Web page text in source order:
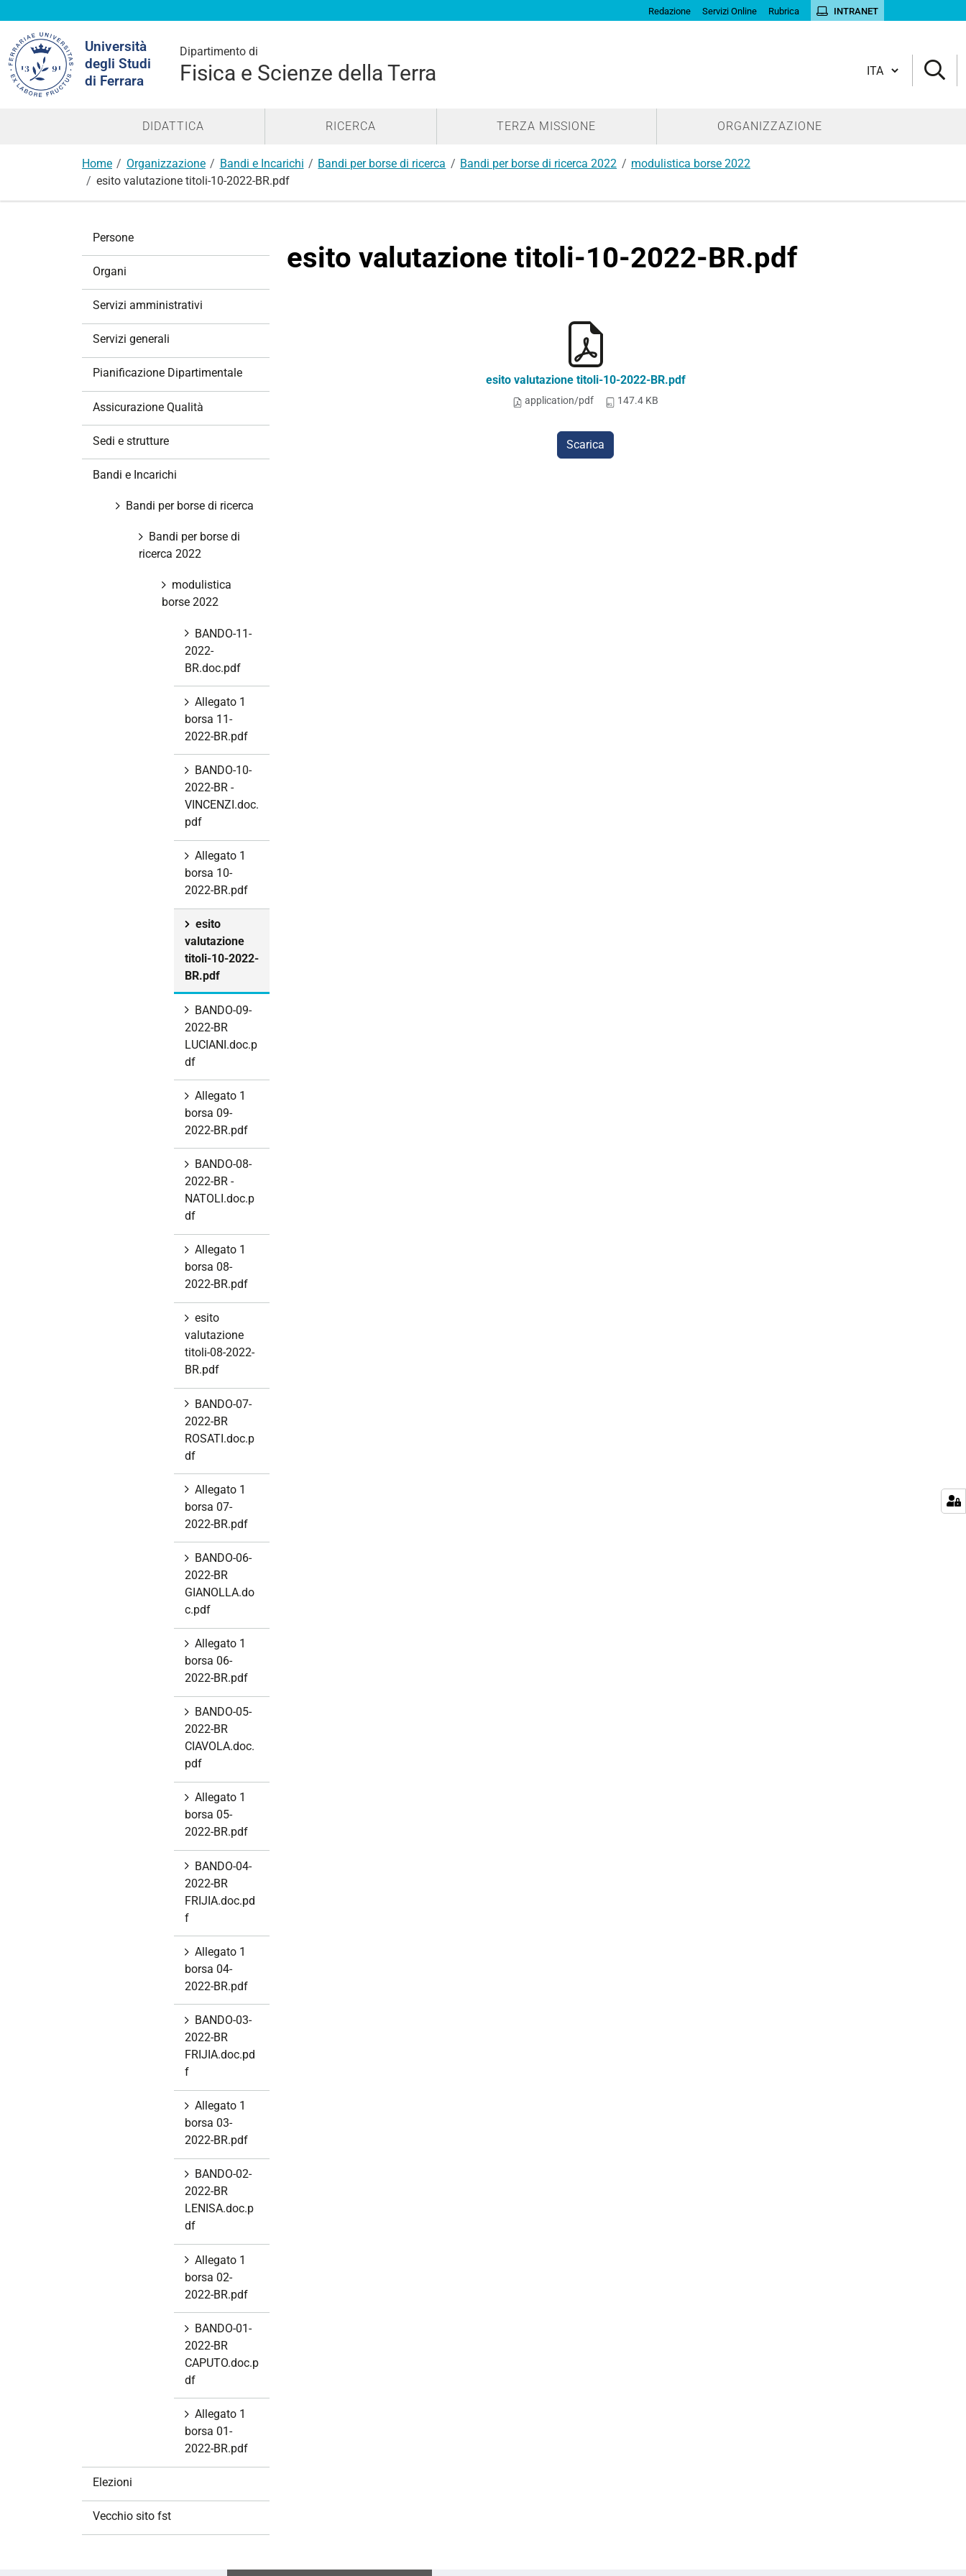
Redazione Servizi Online Rubrica INTRANET
Università
degli Studi
di Ferrara
Dipartimento di
Fisica e Scienze della Terra
nel
sito
Cambia lingua
DIDATTICA RICERCA TERZA MISSIONE ORGANIZZAZIONE
Home Organizzazione Bandi e Incarichi Bandi per borse di ricerca Bandi per borse di ricerca 2022
modulistica borse 2022
esito valutazione titoli-10-2022-BR.pdf
esito valutazione titoli-10-2022-BR.pdf
esito valutazione titoli-10-2022-BR.pdf
application/pdf 147.4 KB
Scarica
Persone
Organi
Servizi amministrativi
Servizi generali
Pianificazione Dipartimentale
Assicurazione Qualità
Sedi e strutture
Bandi e Incarichi
Bandi per borse di ricerca
Bandi per borse di
ricerca 2022
modulistica
borse 2022
BANDO-11-
2022-
BR.doc.pdf
Allegato 1
borsa 11-
2022-BR.pdf
BANDO-10-
2022-BR -
VINCENZI.doc.
pdf
Allegato 1
borsa 10-
2022-BR.pdf
esito
valutazione
titoli-10-2022-
BR.pdf
BANDO-09-
2022-BR
LUCIANI.doc.p
df
Allegato 1
borsa 09-
2022-BR.pdf
BANDO-08-
2022-BR -
NATOLI.doc.p
df
Allegato 1
borsa 08-
2022-BR.pdf
esito
valutazione
titoli-08-2022-
BR.pdf
BANDO-07-
2022-BR
ROSATI.doc.p
df
Allegato 1
borsa 07-
2022-BR.pdf
BANDO-06-
2022-BR
GIANOLLA.do
c.pdf
Allegato 1
borsa 06-
2022-BR.pdf
BANDO-05-
2022-BR
CIAVOLA.doc.
pdf
Allegato 1
borsa 05-
2022-BR.pdf
BANDO-04-
2022-BR
FRIJIA.doc.pd
f
Allegato 1
borsa 04-
2022-BR.pdf
BANDO-03-
2022-BR
FRIJIA.doc.pd
f
Allegato 1
borsa 03-
2022-BR.pdf
BANDO-02-
2022-BR
LENISA.doc.p
df
Allegato 1
borsa 02-
2022-BR.pdf
BANDO-01-
2022-BR
CAPUTO.doc.p
df
Allegato 1
borsa 01-
2022-BR.pdf
Elezioni
Vecchio sito fst